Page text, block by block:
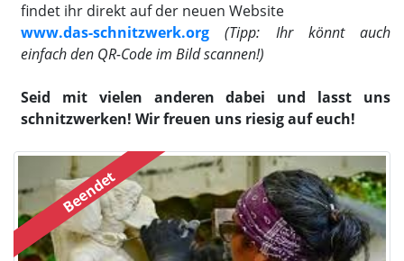
findet ihr direkt auf der neuen Website
www.das-schnitzwerk.org
(Tipp: Ihr könnt auch
einfach den QR-Code im Bild scannen!)
Seid mit vielen anderen dabei und lasst uns
schnitzwerken! Wir freuen uns riesig auf euch!
Beendet